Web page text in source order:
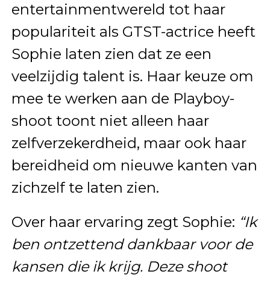
entertainmentwereld tot haar
populariteit als GTST-actrice heeft
Sophie laten zien dat ze een
veelzijdig talent is. Haar keuze om
mee te werken aan de Playboy-
shoot toont niet alleen haar
zelfverzekerdheid, maar ook haar
bereidheid om nieuwe kanten van
zichzelf te laten zien.
Over haar ervaring zegt Sophie: “Ik
ben ontzettend dankbaar voor de
kansen die ik krijg. Deze shoot